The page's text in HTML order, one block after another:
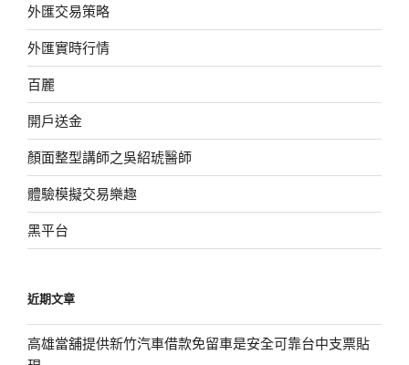
外匯交易策略
外匯實時行情
百麗
開戶送金
顏面整型講師之吳紹琥醫師
體驗模擬交易樂趣
黑平台
近期文章
高雄當舖提供新竹汽車借款免留車是安全可靠台中支票貼